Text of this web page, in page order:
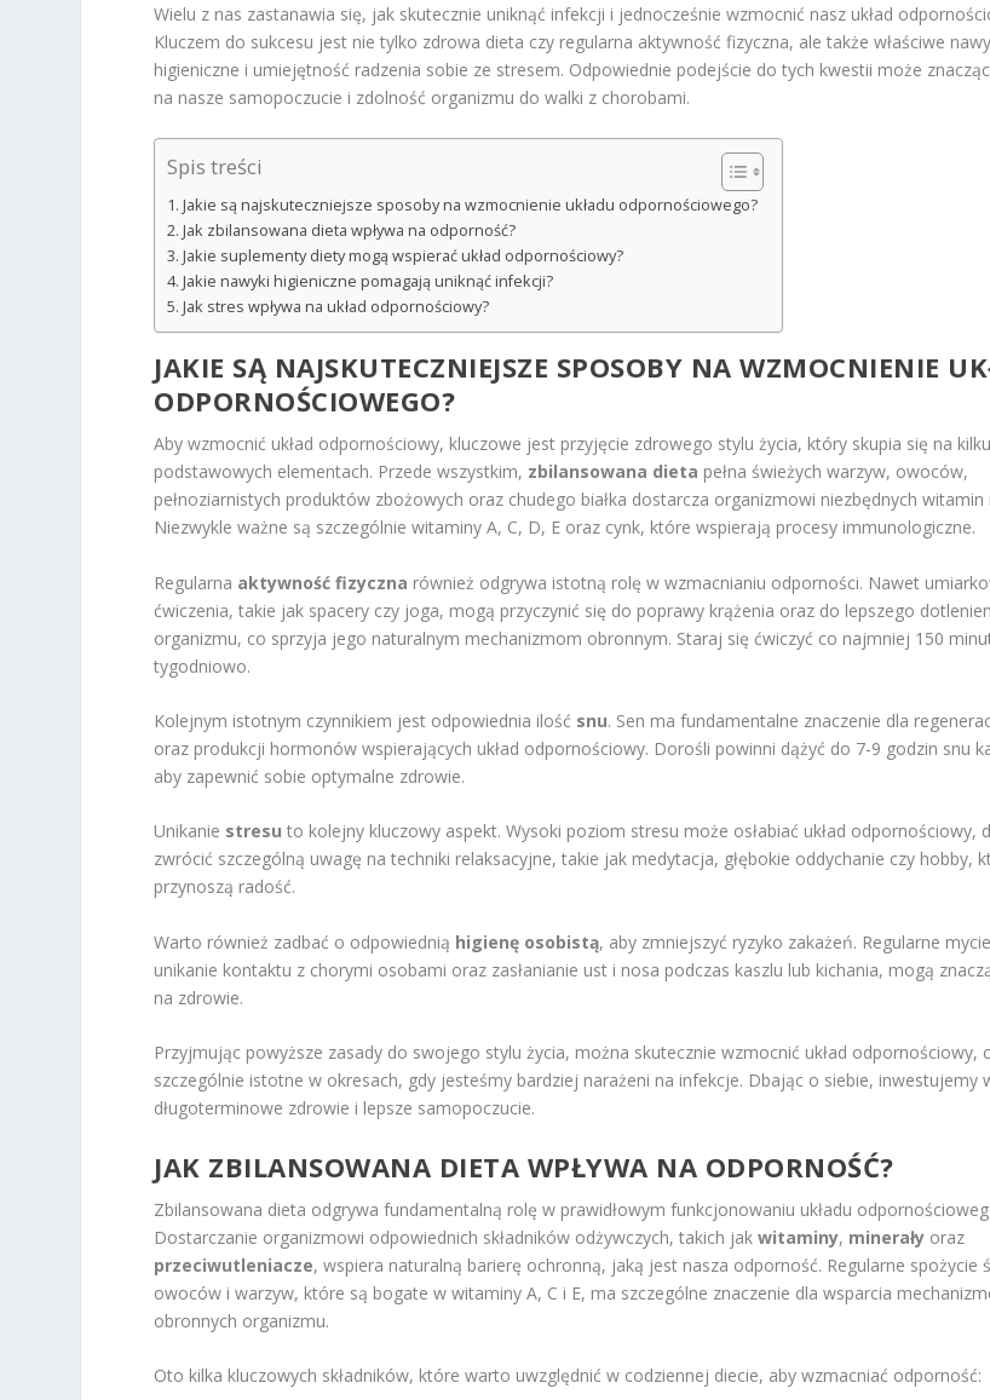
Wielu z nas zastanawia się, jak skutecznie uniknąć infekcji i jednocześnie wzmocnić nasz układ
Kluczem do sukcesu jest nie tylko zdrowa dieta czy regularna aktywność fizyczna, ale także właściwe
higieniczne i umiejętność radzenia sobie ze stresem. Odpowiednie podejście do tych kwestii może
na nasze samopoczucie i zdolność organizmu do walki z chorobami.
Spis treści
Jakie są najskuteczniejsze sposoby na wzmocnienie układu odpornościowego?
Jak zbilansowana dieta wpływa na odporność?
Jakie suplementy diety mogą wspierać układ odpornościowy?
Jakie nawyki higieniczne pomagają uniknąć infekcji?
Jak stres wpływa na układ odpornościowy?
JAKIE SĄ NAJSKUTECZNIEJSZE SPOSOBY NA WZMOCNIENIE
ODPORNOŚCIOWEGO?
Aby wzmocnić układ odpornościowy, kluczowe jest przyjęcie zdrowego stylu życia, który skupia się na kilku
podstawowych elementach. Przede wszystkim, zbilansowana dieta pełna świeżych warzyw, owoców,
pełnoziarnistych produktów zbożowych oraz chudego białka dostarcza organizmowi niezbędnych witamin
Niezwykle ważne są szczególnie witaminy A, C, D, E oraz cynk, które wspierają procesy immunologiczne.
Regularna aktywność fizyczna również odgrywa istotną rolę w wzmacnianiu odporności. Nawet
ćwiczenia, takie jak spacery czy joga, mogą przyczynić się do poprawy krążenia oraz do lepszego
organizmu, co sprzyja jego naturalnym mechanizmom obronnym. Staraj się ćwiczyć co najmniej 150
tygodniowo.
Kolejnym istotnym czynnikiem jest odpowiednia ilość snu. Sen ma fundamentalne znaczenie dla
oraz produkcji hormonów wspierających układ odpornościowy. Dorośli powinni dążyć do 7-9 godzin snu
aby zapewnić sobie optymalne zdrowie.
Unikanie stresu to kolejny kluczowy aspekt. Wysoki poziom stresu może osłabiać układ odpornościowy,
zwrócić szczególną uwagę na techniki relaksacyjne, takie jak medytacja, głębokie oddychanie czy hobby,
przynoszą radość.
Warto również zadbać o odpowiednią higienę osobistą, aby zmniejszyć ryzyko zakażeń. Regularne
unikanie kontaktu z chorymi osobami oraz zasłanianie ust i nosa podczas kaszlu lub kichania, mogą
na zdrowie.
Przyjmując powyższe zasady do swojego stylu życia, można skutecznie wzmocnić układ odpornościowy,
szczególnie istotne w okresach, gdy jesteśmy bardziej narażeni na infekcje. Dbając o siebie, inwestujemy
długoterminowe zdrowie i lepsze samopoczucie.
JAK ZBILANSOWANA DIETA WPŁYWA NA ODPORNOŚĆ?
Zbilansowana dieta odgrywa fundamentalną rolę w prawidłowym funkcjonowaniu układu
Dostarczanie organizmowi odpowiednich składników odżywczych, takich jakwitaminy, minerały oraz
przeciwutleniacze, wspiera naturalną barierę ochronną, jaką jest nasza odporność. Regularne spożycie
owoców i warzyw, które są bogate w witaminy A, C i E, ma szczególne znaczenie dla wsparcia
obronnych organizmu.
Oto kilka kluczowych składników, które warto uwzględnić w codziennej diecie, aby wzmacniać odporność: